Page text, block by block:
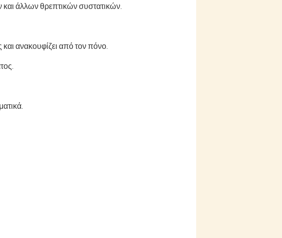
και άλλων θρεπτικών συστατικών.
ανακουφίζει από τον πόνο.